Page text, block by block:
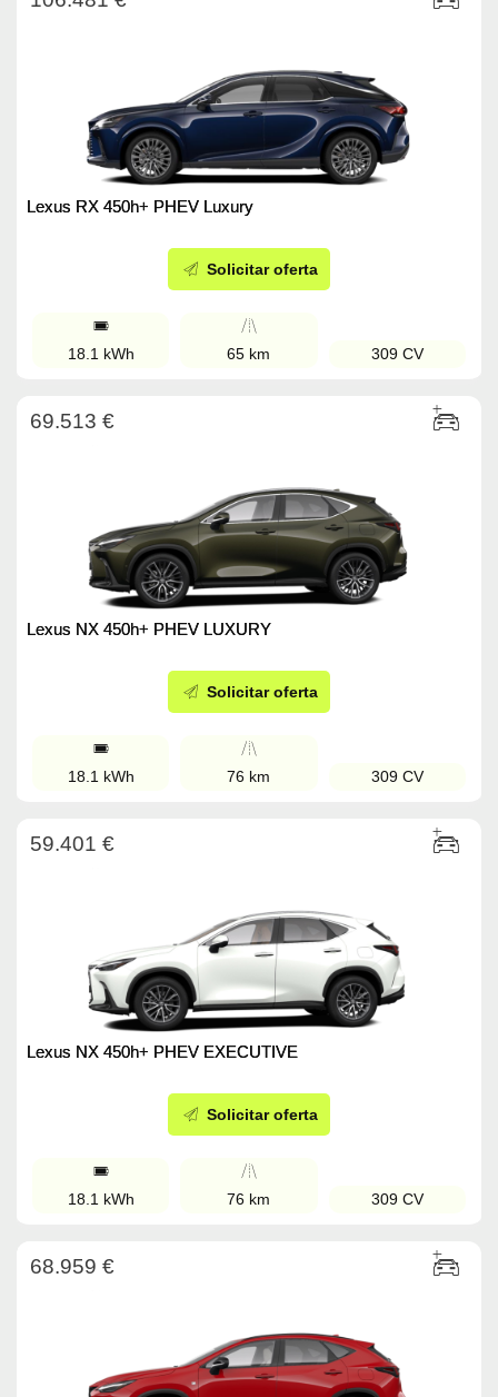
Lexus RX 450h+ PHEV Luxury
Solicitar oferta
18.1 kWh 65 km 309 CV
69.513 €
Lexus NX 450h+ PHEV LUXURY
Solicitar oferta
18.1 kWh 76 km 309 CV
59.401 €
Lexus NX 450h+ PHEV EXECUTIVE
Solicitar oferta
18.1 kWh 76 km 309 CV
68.959 €